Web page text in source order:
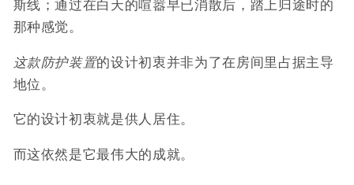
斯线；通过在白天的喧嚣早已消散后，踏上归途时的
那种感觉。
这款防护装置的设计初衷并非为了在房间里占据主导
地位。
它的设计初衷就是供人居住。
而这依然是它最伟大的成就。